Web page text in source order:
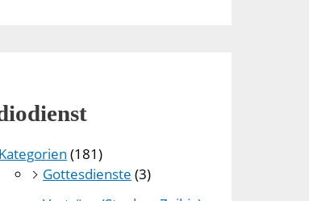
Kategorien (181)
Gottesdienste (3)